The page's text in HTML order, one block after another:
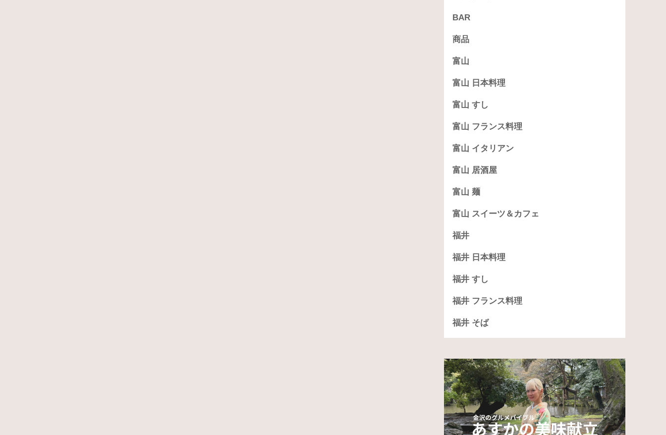
BAR
商品
富山
富山 日本料理
富山 すし
富山 フランス料理
富山 イタリアン
富山 居酒屋
富山 麺
富山 スイーツ＆カフェ
福井
福井 日本料理
福井 すし
福井 フランス料理
福井 そば